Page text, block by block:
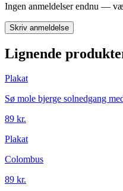
Ingen anmeldelser endnu —
Skriv anmeldelse
Lignende
Plakat
Sø mole bjerge solnedgang
89 kr.
Plakat
Colombus
89 kr.